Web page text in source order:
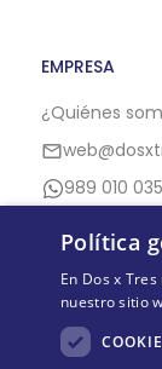
EMPRESA
¿Quiénes
989 010 035
Política
En Dos x
nuestro sitio